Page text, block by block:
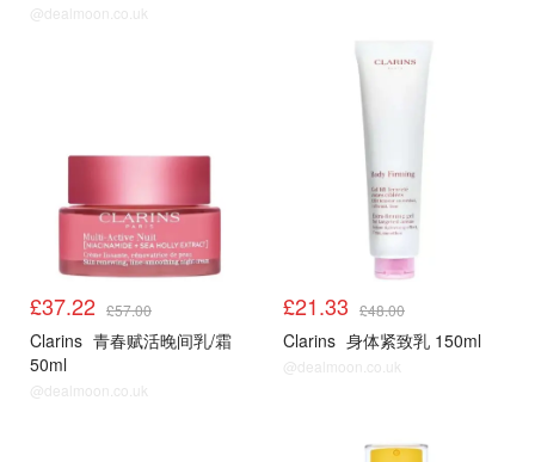
@dealmoon.co.uk
£37.22 £57.00
Clarins 青春赋活晚间乳/霜
50ml
@dealmoon.co.uk
£21.33 £48.00
Clarins 身体紧致乳 150ml
@dealmoon.co.uk